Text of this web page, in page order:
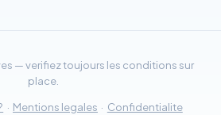
— verifiez toujours les conditions sur
place.
· Mentions legales · Confidentialite